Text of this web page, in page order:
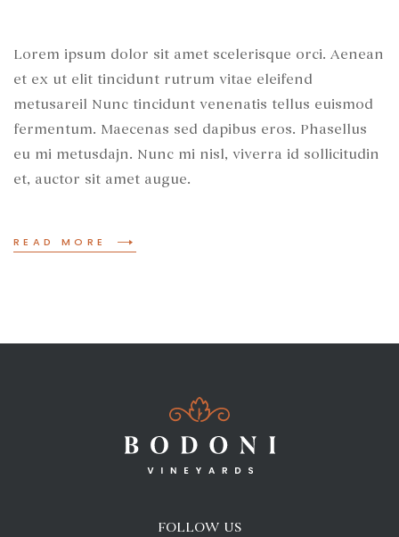
Lorem ipsum dolor sit amet scelerisque orci. Aenean
et ex ut elit tincidunt rutrum vitae eleifend
metusareil Nunc tincidunt venenatis tellus euismod
fermentum. Maecenas sed dapibus eros. Phasellus
eu mi metusdajn. Nunc mi nisl, viverra id sollicitudin
et, auctor sit amet augue.
READ MORE
FOLLOW US